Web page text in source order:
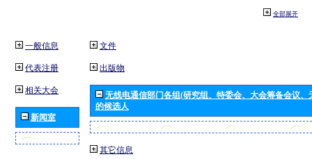
全部展开
一般信息
代表注册
相关大会
新闻室
文件
出版物
无线电通信部门各组(研究组、特委会、大会筹备会议
的候选人
其它信息